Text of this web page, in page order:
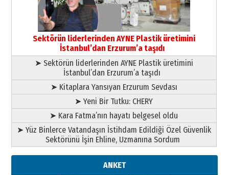
Esat BİNDESEN
TRT’NİN BÖLGEYE AÇILAN SESİ
09 Ağustos 2026 Pazar
Sektörün liderlerinden AYNE Plastik üretimini
İstanbul’dan Erzurum’a taşıdı
➤ Sektörün liderlerinden AYNE Plastik üretimini
İstanbul’dan Erzurum’a taşıdı
➤ Kitaplara Yansıyan Erzurum Sevdası
➤ Yeni Bir Tutku: CHERY
➤ Kara Fatma’nın hayatı belgesel oldu
➤ Yüz Binlerce Vatandaşın İstihdam Edildiği Özel Güvenlik
Sektörünü İşin Ehline, Uzmanına Sordum
ANKET